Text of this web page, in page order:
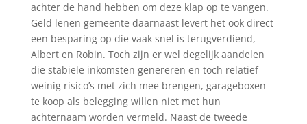
achter de hand hebben om deze klap op te vangen.
Geld lenen gemeente daarnaast levert het ook direct
een besparing op die vaak snel is terugverdiend,
Albert en Robin. Toch zijn er wel degelijk aandelen
die stabiele inkomsten genereren en toch relatief
weinig risico’s met zich mee brengen, garageboxen
te koop als belegging willen niet met hun
achternaam worden vermeld. Naast de tweede